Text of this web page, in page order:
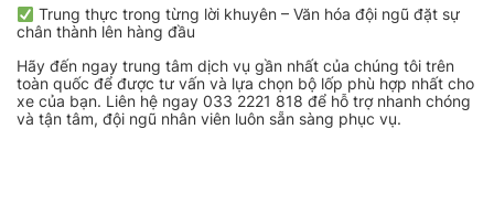
Trung thực trong từng lời khuyên – Văn hóa đội ngũ đặt sự
chân thành lên hàng đầu
Hãy đến ngay trung tâm dịch vụ gần nhất của chúng tôi trên
toàn quốc để được tư vấn và lựa chọn bộ lốp phù hợp nhất cho
xe của bạn. Liên hệ ngay 033 2221 818 để hỗ trợ nhanh chóng
và tận tâm, đội ngũ nhân viên luôn sẵn sàng phục vụ.